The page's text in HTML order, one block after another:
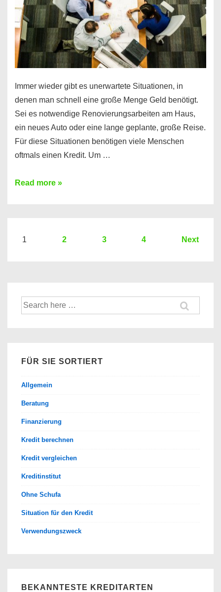
Immer wieder gibt es unerwartete Situationen, in
denen man schnell eine große Menge Geld benötigt.
Sei es notwendige Renovierungsarbeiten am Haus,
ein neues Auto oder eine lange geplante, große Reise.
Für diese Situationen benötigen viele Menschen
oftmals einen Kredit. Um …
Brauchen
Summe
Euro
Read more »
Seitennummerierung
1 2 3 4 Next
Suche
nach:
FÜR SIE SORTIERT
Allgemein
Beratung
Finanzierung
Kredit berechnen
Kredit vergleichen
Kreditinstitut
Ohne Schufa
Situation für den Kredit
Verwendungszweck
BEKANNTESTE KREDITARTEN